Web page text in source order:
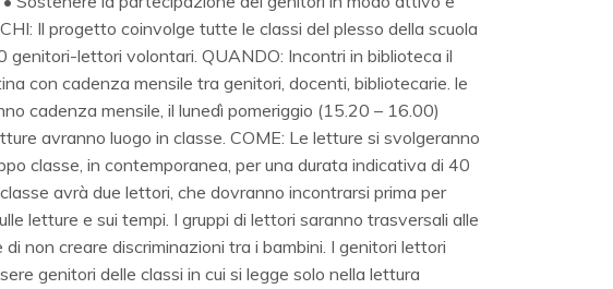
Il progetto coinvolge tutte le classi del plesso della scuola
genitori-lettori volontari. QUANDO: Incontri in biblioteca il
con cadenza mensile tra genitori, docenti, bibliotecarie. le
cadenza mensile, il lunedì pomeriggio (15.20 – 16.00)
avranno luogo in classe. COME: Le letture si svolgeranno
classe, in contemporanea, per una durata indicativa di 40
avrà due lettori, che dovranno incontrarsi prima per
letture e sui tempi. I gruppi di lettori saranno trasversali alle
di non creare discriminazioni tra i bambini. I genitori lettori
genitori delle classi in cui si legge solo nella lettura